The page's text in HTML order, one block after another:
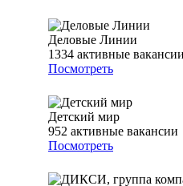
Деловые Линии
1334 активные вакансии
Посмотреть
Детский мир
952 активные вакансии
Посмотреть